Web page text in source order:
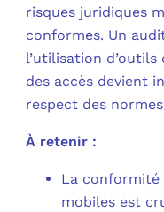
risques juridiques
conformes. Un
l’utilisation
des accès devient
respect des
À retenir :
La conformité
mobiles est